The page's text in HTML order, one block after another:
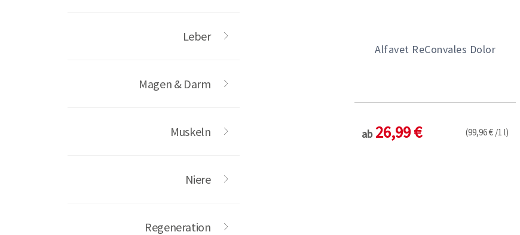
Leber
Magen & Darm
Muskeln
Niere
Regeneration
Alfavet ReConvales Dolor
ab 26,99 € (99,96 € /1 l)